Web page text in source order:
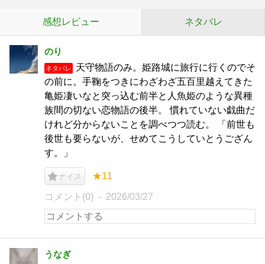
感想レビュー ネタバレ
のり
ネタバレ
天守物語のみ。姫路城に旅行に行くのでそ
の前に。手鞠をつきにわざわざ五百里越えてきた
亀姫凄いなと突っ込む前半と人魚姫のような異種
族間の切ない恋物語の後半。 慣れていない戯曲だ
けれど分からないことを調べつつ読む。 「前世も
後世も要らないが、せめてこうしていとうござん
す。」
ナイス ★11
コメント(0) 2026/03/27
うなぎ